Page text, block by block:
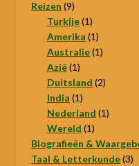
Reizen 99
producten
Turkije 11
product
Amerika 11
product
Australie 11
Azië 11
product
Duitsland 22
India 11
product
Nederland 11
Wereld 11
product
Biografieën &
Taal & Letterkunde 33